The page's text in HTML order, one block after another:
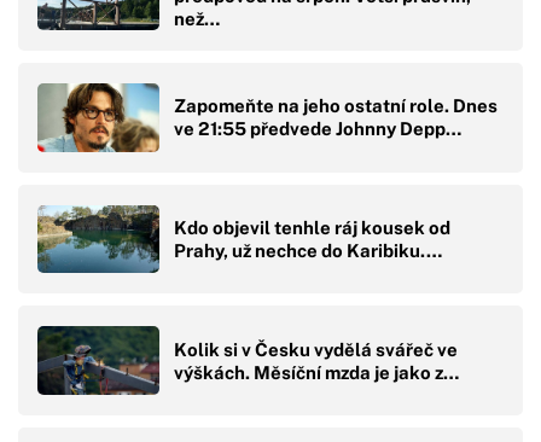
než…
Zapomeňte na jeho ostatní role. Dnes
ve 21:55 předvede Johnny Depp…
Kdo objevil tenhle ráj kousek od
Prahy, už nechce do Karibiku.…
Kolik si v Česku vydělá svářeč ve
výškách. Měsíční mzda je jako z…